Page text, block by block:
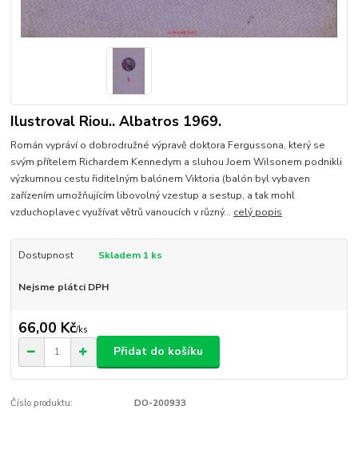
Ilustroval Riou.. Albatros 1969.
Román vypráví o dobrodružné výpravě doktora Fergussona, který se
svým přítelem Richardem Kennedym a sluhou Joem Wilsonem podnikli
výzkumnou cestu řiditelným balónem Viktoria (balón byl vybaven
zařízením umožňujícím libovolný vzestup a sestup, a tak mohl
vzduchoplavec využívat větrů vanoucích v různý... celý popis
Dostupnost Skladem 1 ks
Nejsme plátci DPH
66,00 Kč/ks
Přidat do košíku
Číslo produktu: DO-200933